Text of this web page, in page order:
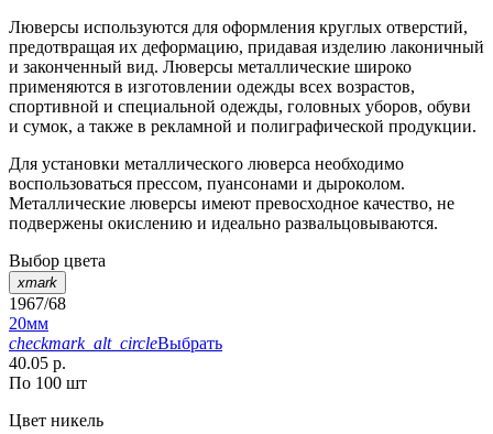
Люверсы используются для оформления круглых отверстий,
предотвращая их деформацию, придавая изделию лаконичный
и законченный вид. Люверсы металлические широко
применяются в изготовлении одежды всех возрастов,
спортивной и специальной одежды, головных уборов, обуви
и сумок, а также в рекламной и полиграфической продукции.
Для установки металлического люверса необходимо
воспользоваться прессом, пуансонами и дыроколом.
Металлические люверсы имеют превосходное качество, не
подвержены окислению и идеально развальцовываются.
Выбор цвета
xmark
1967/68
20мм
checkmark_alt_circleВыбрать
40.05 р.
По 100 шт
Цвет никель